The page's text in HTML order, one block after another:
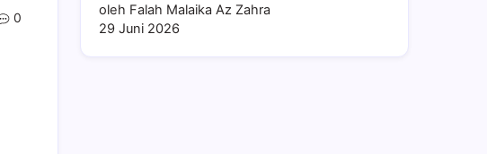
0
oleh Falah Malaika Az Zahra
29 Juni 2026